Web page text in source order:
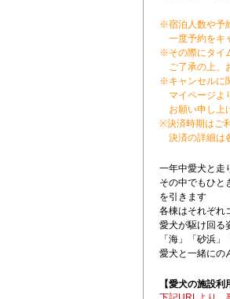
※宿泊人数や予
一度予約をキ
※その際にタイ
ご了承の上、
※キャンセルに
マイページよ
お願い申し上
※決済時期はご
決済の詳細は
一年中愛犬と走
その中でもひと
を引きます
各棟はそれぞれ
愛犬が駆け回る
「海」「砂浜
愛犬と一緒にの
【愛犬の施設利